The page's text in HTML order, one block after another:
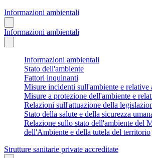
Informazioni ambientali
Informazioni ambientali
Informazioni ambientali
Stato dell'ambiente
Fattori inquinanti
Misure incidenti sull'ambiente e relative
Misure a protezione dell'ambiente e
Relazioni sull'attuazione della
Stato della salute e della sicurezza
Relazione sullo stato dell'ambiente del
dell'Ambiente e della tutela del territorio
Strutture sanitarie private accreditate